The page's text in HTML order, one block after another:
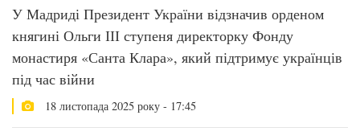
У Мадриді Президент України відзначив орденом
княгині Ольги ІІІ ступеня директорку Фонду
монастиря «Санта Клара», який підтримує українців
під час війни
18 листопада 2025 року - 17:45